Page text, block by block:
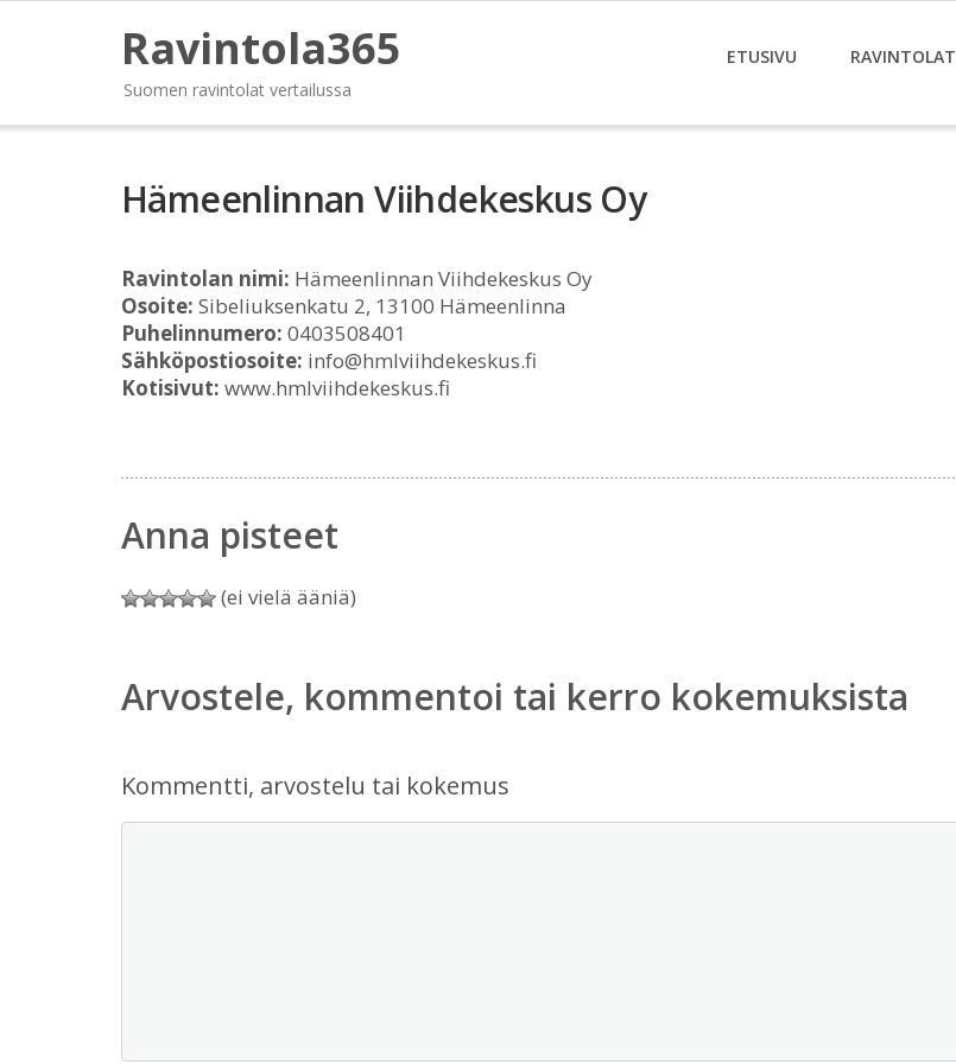
Ravintola365
Suomen ravintolat vertailussa
ETUSIVU RAVINTOLAT
Hämeenlinnan Viihdekeskus Oy
Ravintolan nimi: Hämeenlinnan Viihdekeskus Oy
Osoite: Sibeliuksenkatu 2, 13100 Hämeenlinna
Puhelinnumero: 0403508401
Sähköpostiosoite: info@hmlviihdekeskus.fi
Kotisivut: www.hmlviihdekeskus.fi
Anna pisteet
(ei vielä ääniä)
Arvostele, kommentoi tai kerro kokemuksista
Kommentti, arvostelu tai kokemus